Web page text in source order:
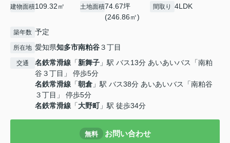
建物面積109.32㎡ 土地面積74.67坪
(246.86㎡)
間取り 4LDK
築年数 予定
所在地 愛知県知多市南粕谷３丁目
交通 名鉄常滑線 「新舞子 」駅 バス13分 あいあいバス「南粕
谷３丁目」 停歩5分
名鉄常滑線 「朝倉 」駅 バス38分 あいあいバス「南粕谷
３丁目」 停歩5分
名鉄常滑線 「大野町」駅 徒歩34分
無料 お問い合わせ